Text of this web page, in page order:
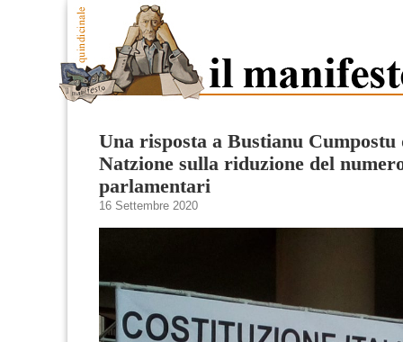
Una risposta a Bustianu Cumpostu
Natzione sulla riduzione del
parlamentari
16 Settembre 2020